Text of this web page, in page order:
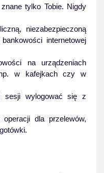
tylko Tobie. Nigdy
niezabezpieczoną
internetowej
na urządzeniach
np. w kafejkach czy w
sesji wylogować się z
dla przelewów,